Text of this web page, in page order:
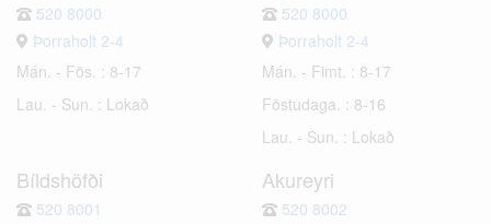
520 8000
Þorraholt 2-4
Mán. - Fös. : 8-17
Lau. - Sun. : Lokað
520 8000
Þorraholt 2-4
Mán. - Fimt. : 8-17
Föstudaga. : 8-16
Lau. - Sun. : Lokað
Bíldshöfði
520 8001
Akureyri
520 8002